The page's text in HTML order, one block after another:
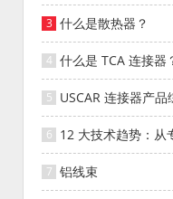
什么是散热器？
什么是 TCA 连接器
USCAR 连接器产品
12 大技术趋势：从
器的演变
铝线束